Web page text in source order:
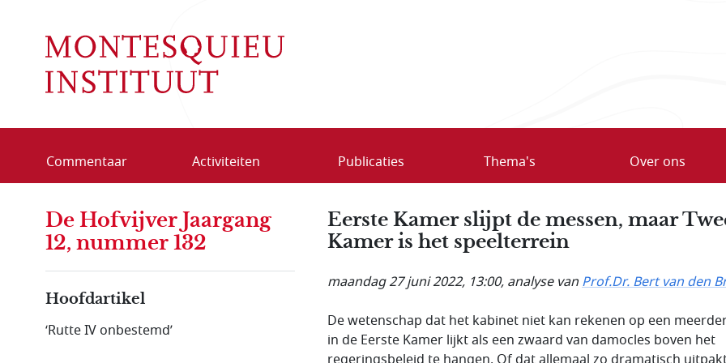
Commentaar Activiteiten Publicaties Thema's Over ons
Eerste Kamer slijpt de messen, maar
Kamer is het speelterrein
maandag 27 juni 2022, 13:00, analyse vanProf.Dr. Bert van den
De wetenschap dat het kabinet niet kan rekenen op een
in de Eerste Kamer lijkt als een zwaard van damocles boven het
De Hofvijver Jaargang
12, nummer 132
Hoofdartikel
‘Rutte IV onbestemd’